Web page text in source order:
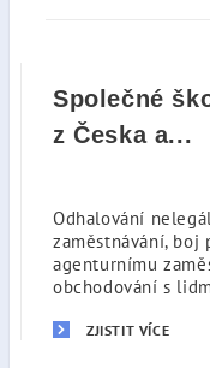
Společné
z Česka a...
Odhalování
zaměstnávání, boj
agenturnímu
obchodování s
ZJISTIT VÍCE